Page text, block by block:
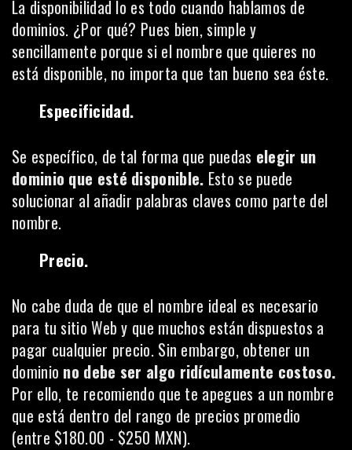
La disponibilidad lo es todo cuando hablamos de
dominios. ¿Por qué? Pues bien, simple y
sencillamente porque si el nombre que quieres no
está disponible, no importa que tan bueno sea éste.
Especificidad.
Se específico, de tal forma que puedas elegir un
dominio que esté disponible. Esto se puede
solucionar al añadir palabras claves como parte del
nombre.
Precio.
No cabe duda de que el nombre ideal es necesario
para tu sitio Web y que muchos están dispuestos a
pagar cualquier precio. Sin embargo, obtener un
dominio no debe ser algo ridículamente costoso.
Por ello, te recomiendo que te apegues a un nombre
que está dentro del rango de precios promedio
(entre $180.00 - $250 MXN).